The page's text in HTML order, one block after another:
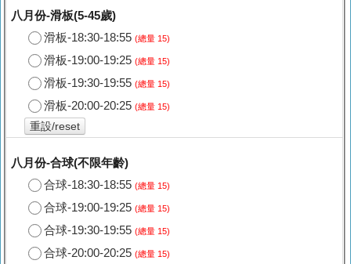
八月份-滑板(5-45歲)
滑板-18:30-18:55 (總量 15)
滑板-19:00-19:25 (總量 15)
滑板-19:30-19:55 (總量 15)
滑板-20:00-20:25 (總量 15)
重設/reset
八月份-合球(不限年齡)
合球-18:30-18:55 (總量 15)
合球-19:00-19:25 (總量 15)
合球-19:30-19:55 (總量 15)
合球-20:00-20:25 (總量 15)